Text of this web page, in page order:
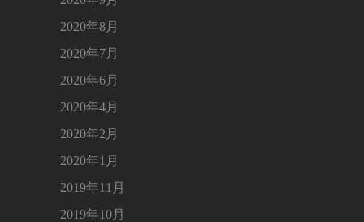
2020年8月
2020年7月
2020年6月
2020年4月
2020年2月
2020年1月
2019年11月
2019年10月